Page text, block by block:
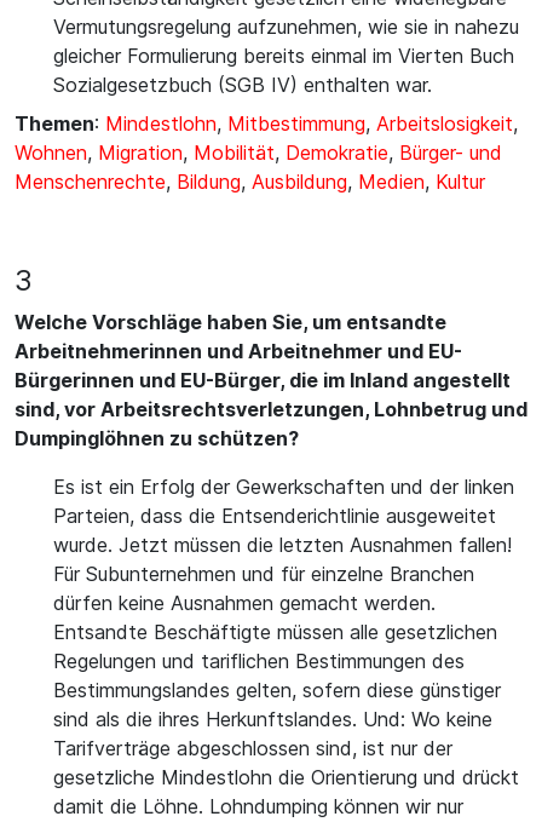
Vermutungsregelung aufzunehmen, wie sie in nahezu
gleicher Formulierung bereits einmal im Vierten Buch
Sozialgesetzbuch (SGB IV) enthalten war.
Themen: Mindestlohn, Mitbestimmung, Arbeitslosigkeit,
Wohnen, Migration, Mobilität, Demokratie, Bürger- und
Menschenrechte, Bildung, Ausbildung, Medien, Kultur
3
Welche Vorschläge haben Sie, um entsandte
Arbeitnehmerinnen und Arbeitnehmer und EU-
Bürgerinnen und EU-Bürger, die im Inland angestellt
sind, vor Arbeitsrechtsverletzungen, Lohnbetrug und
Dumpinglöhnen zu schützen?
Es ist ein Erfolg der Gewerkschaften und der linken
Parteien, dass die Entsenderichtlinie ausgeweitet
wurde. Jetzt müssen die letzten Ausnahmen fallen!
Für Subunternehmen und für einzelne Branchen
dürfen keine Ausnahmen gemacht werden.
Entsandte Beschäftigte müssen alle gesetzlichen
Regelungen und tariflichen Bestimmungen des
Bestimmungslandes gelten, sofern diese günstiger
sind als die ihres Herkunftslandes. Und: Wo keine
Tarifverträge abgeschlossen sind, ist nur der
gesetzliche Mindestlohn die Orientierung und drückt
damit die Löhne. Lohndumping können wir nur